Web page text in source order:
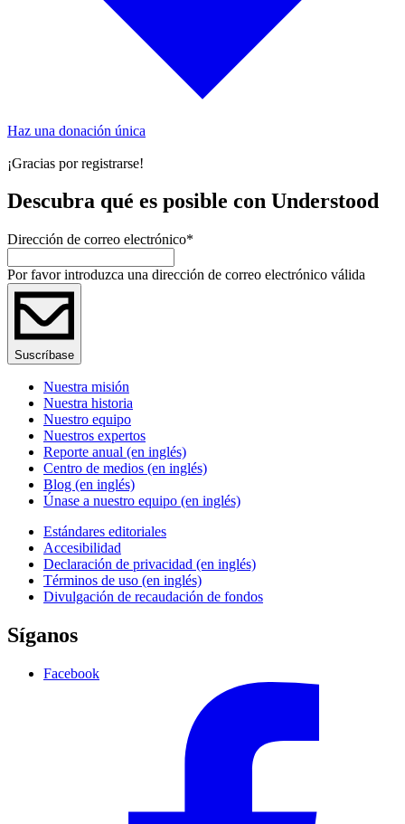
Haz una donación única
¡Gracias por registrarse!
Descubra qué es posible con Understood
Dirección de correo electrónico*
Por favor introduzca una dirección de correo electrónico válida
Suscríbase
Nuestra misión
Nuestra historia
Nuestro equipo
Nuestros expertos
Reporte anual (en inglés)
Centro de medios (en inglés)
Blog (en inglés)
Únase a nuestro equipo (en inglés)
Estándares editoriales
Accesibilidad
Declaración de privacidad (en inglés)
Términos de uso (en inglés)
Divulgación de recaudación de fondos
Síganos
Facebook